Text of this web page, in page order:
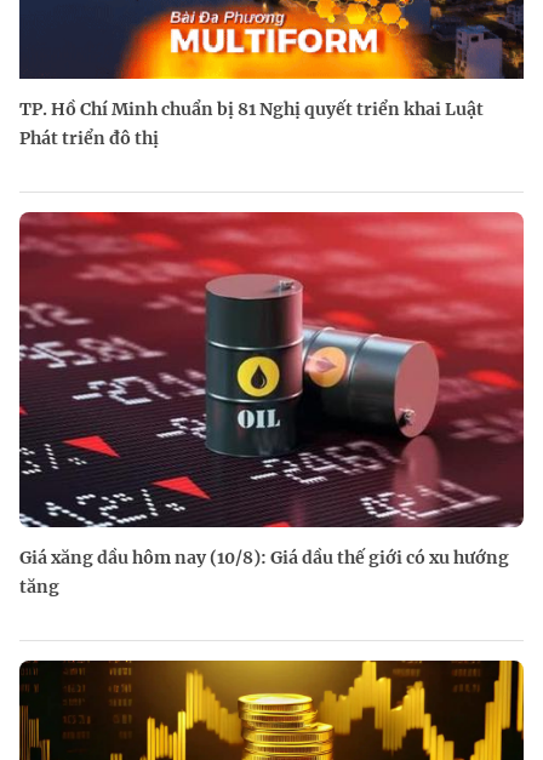
TP. Hồ Chí Minh chuẩn bị 81 Nghị quyết triển khai Luật
Phát triển đô thị
Giá xăng dầu hôm nay (10/8): Giá dầu thế giới có xu hướng
tăng